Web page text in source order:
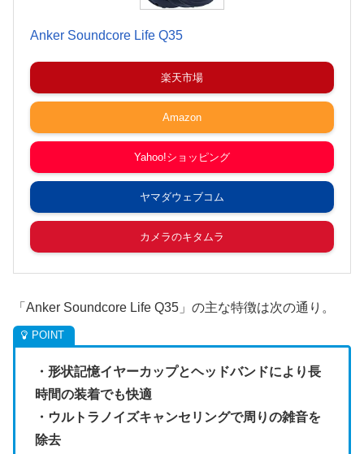
Anker Soundcore Life Q35
楽天市場
Amazon
Yahoo!ショッピング
ヤマダウェブコム
カメラのキタムラ
「Anker Soundcore Life Q35」の主な特徴は次の通り。
・形状記憶イヤーカップとヘッドバンドにより長
時間の装着でも快適
・ウルトラノイズキャンセリングで周りの雑音を
除去